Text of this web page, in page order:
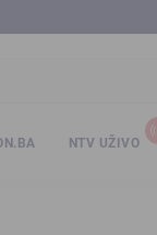
NTV UŽIVO